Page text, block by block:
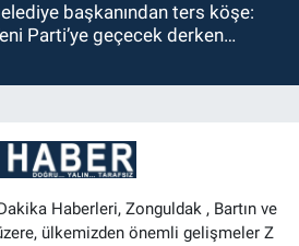
başkanından ters köşe:
Parti’ye geçecek derken…
Haberleri, Zonguldak , Bartın ve
ülkemizden önemli gelişmeler Z